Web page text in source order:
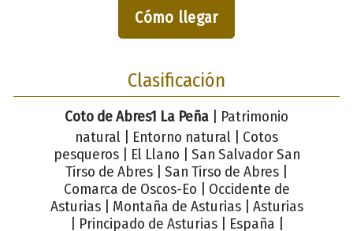
Cómo llegar
Clasificación
Coto de Abres1 La Peña | Patrimonio
natural | Entorno natural | Cotos
pesqueros | El Llano | San Salvador San
Tirso de Abres | San Tirso de Abres |
Comarca de Oscos-Eo | Occidente de
Asturias | Montaña de Asturias | Asturias
| Principado de Asturias | España |